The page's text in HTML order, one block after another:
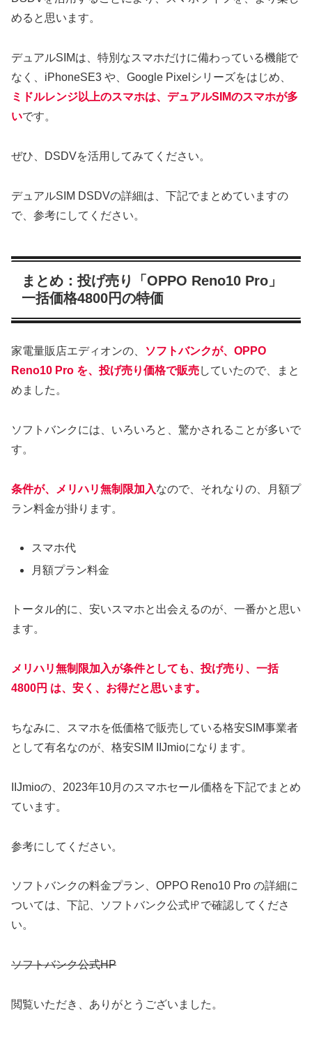
めると思います。
デュアルSIMは、特別なスマホだけに備わっている機能で
なく、iPhoneSE3 や、Google Pixelシリーズをはじめ、
ミドルレンジ以上のスマホは、デュアルSIMのスマホが多
いです。
ぜひ、DSDVを活用してみてください。
デュアルSIM DSDVの詳細は、下記でまとめていますの
で、参考にしてください。
まとめ：投げ売り「OPPO Reno10 Pro」
一括価格4800円の特価
家電量販店エディオンの、
ソフトバンクが、OPPO
Reno10 Pro を、投げ売り価格で販売していたので、まと
めました。
ソフトバンクには、いろいろと、驚かされることが多いで
す。
条件が、メリハリ無制限加入なので、それなりの、月額プ
ラン料金が掛ります。
スマホ代
月額プラン料金
トータル的に、安いスマホと出会えるのが、一番かと思い
ます。
メリハリ無制限加入が条件としても、投げ売り、一括
4800円 は、安く、お得だと思います。
ちなみに、スマホを低価格で販売している格安SIM事業者
として有名なのが、格安SIM IIJmioになります。
IIJmioの、2023年10月のスマホセール価格を下記でまとめ
ています。
参考にしてください。
ソフトバンクの料金プラン、OPPO Reno10 Pro の詳細に
ついては、下記、ソフトバンク公式㏋で確認してくださ
い。
ソフトバンク公式HP
閲覧いただき、ありがとうございました。